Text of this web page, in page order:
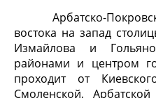
Арбатско-
востока на запад
Измайлова и
районами и центром
про­ходит от
Смоленской,